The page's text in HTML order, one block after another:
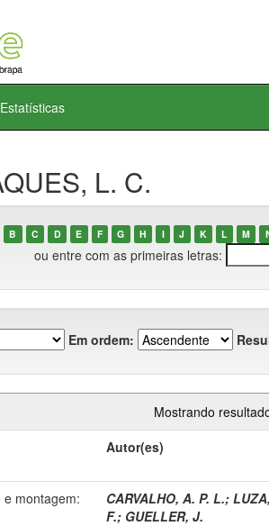
Estatísticas
L. C.
B C D E F G H I J K L M
ou entre com as primeiras letras:
Em ordem:
Mostrando
Autor(es)
montagem:
CARVALHO, A. P. L.;
F.; GUELLER, J.